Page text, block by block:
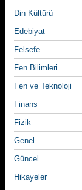
Din Kültürü
Edebiyat
Felsefe
Fen Bilimleri
Fen ve Teknoloji
Finans
Fizik
Genel
Güncel
Hikayeler